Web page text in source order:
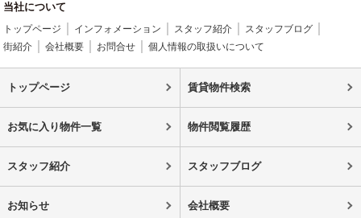
当社について
トップページ インフォメーション スタッフ紹介
スタッフブログ
街紹介
会社概要 お問合せ 個人情報の取扱いについて
トップページ 賃貸物件検索
お気に入り物件一覧 物件閲覧履歴
スタッフ紹介 スタッフブログ
お知らせ 会社概要